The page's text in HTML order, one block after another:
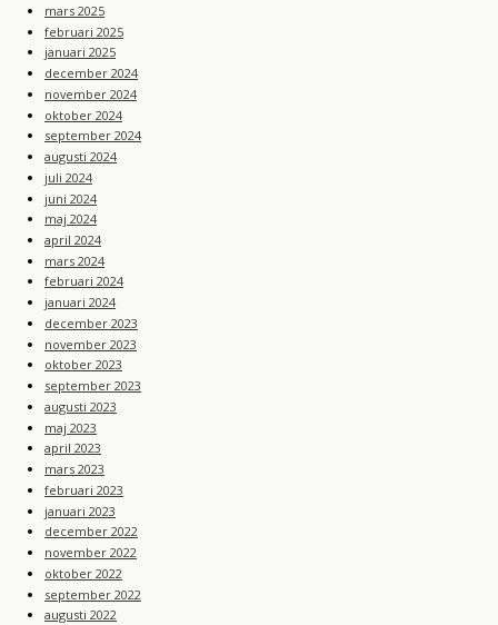
mars 2025
februari 2025
januari 2025
december 2024
november 2024
oktober 2024
september 2024
augusti 2024
juli 2024
juni 2024
maj 2024
april 2024
mars 2024
februari 2024
januari 2024
december 2023
november 2023
oktober 2023
september 2023
augusti 2023
maj 2023
april 2023
mars 2023
februari 2023
januari 2023
december 2022
november 2022
oktober 2022
september 2022
augusti 2022